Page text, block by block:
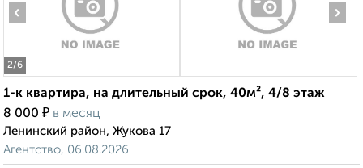
2/6
‹ ›
1-к квартира, на длительный срок, 40м², 4/8 этаж
8 000 ₽ в месяц
Ленинский район, Жукова 17
Агентство, 06.08.2026